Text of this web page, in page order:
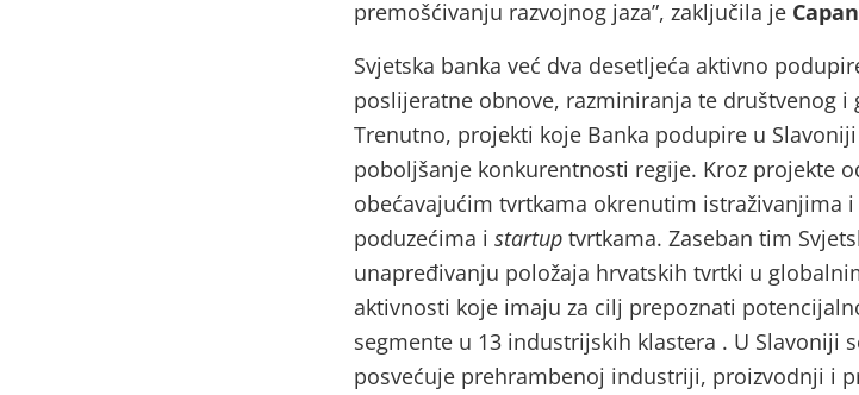
premošćivanju razvojnog jaza”, zaključila je
Svjetska banka već dva desetljeća aktivno
poslijeratne obnove, razminiranja te društvenog i
Trenutno, projekti koje Banka podupire u
poboljšanje konkurentnosti regije. Kroz projekte
obećavajućim tvrtkama okrenutim istraživanjima
poduzećima i startup tvrtkama. Zaseban tim
unapređivanju položaja hrvatskih tvrtki u
aktivnosti koje imaju za cilj prepoznati
segmente u 13 industrijskih klastera . U Slavoniji
posvećuje prehrambenoj industriji, proizvodnji i